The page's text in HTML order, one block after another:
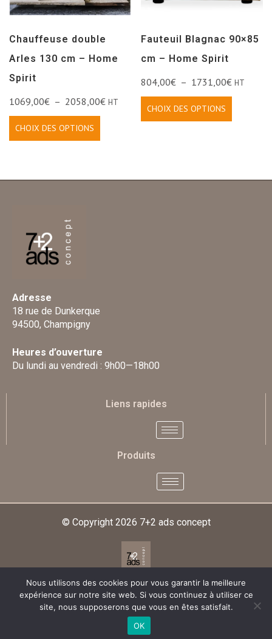
Chauffeuse double
Arles 130 cm – Home
Spirit
1069,00€ – 2058,00€ HT
CHOIX DES OPTIONS
Fauteuil Blagnac 90×85
cm – Home Spirit
804,00€ – 1731,00€ HT
CHOIX DES OPTIONS
Adresse
18 rue de Dunkerque
94500, Champigny
Heures d’ouverture
Du lundi au vendredi : 9h00—18h00
Liens rapides
Produits
© Copyright 2026 7+2 ads concept
Designed & Developed By
Nous utilisons des cookies pour vous garantir la meilleure
expérience sur notre site web. Si vous continuez à utiliser ce
site, nous supposerons que vous en êtes satisfait.
OK